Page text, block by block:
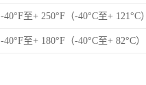
-40°F至+ 250°F（-40°C至+ 121°C）
-40°F至+ 180°F（-40°C至+ 82°C）